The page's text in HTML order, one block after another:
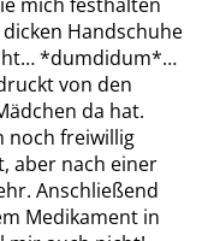
Handschuhe
*dumdidum*…
von den
da hat.
noch freiwillig
aber nach einer
Anschließend
Medikament in